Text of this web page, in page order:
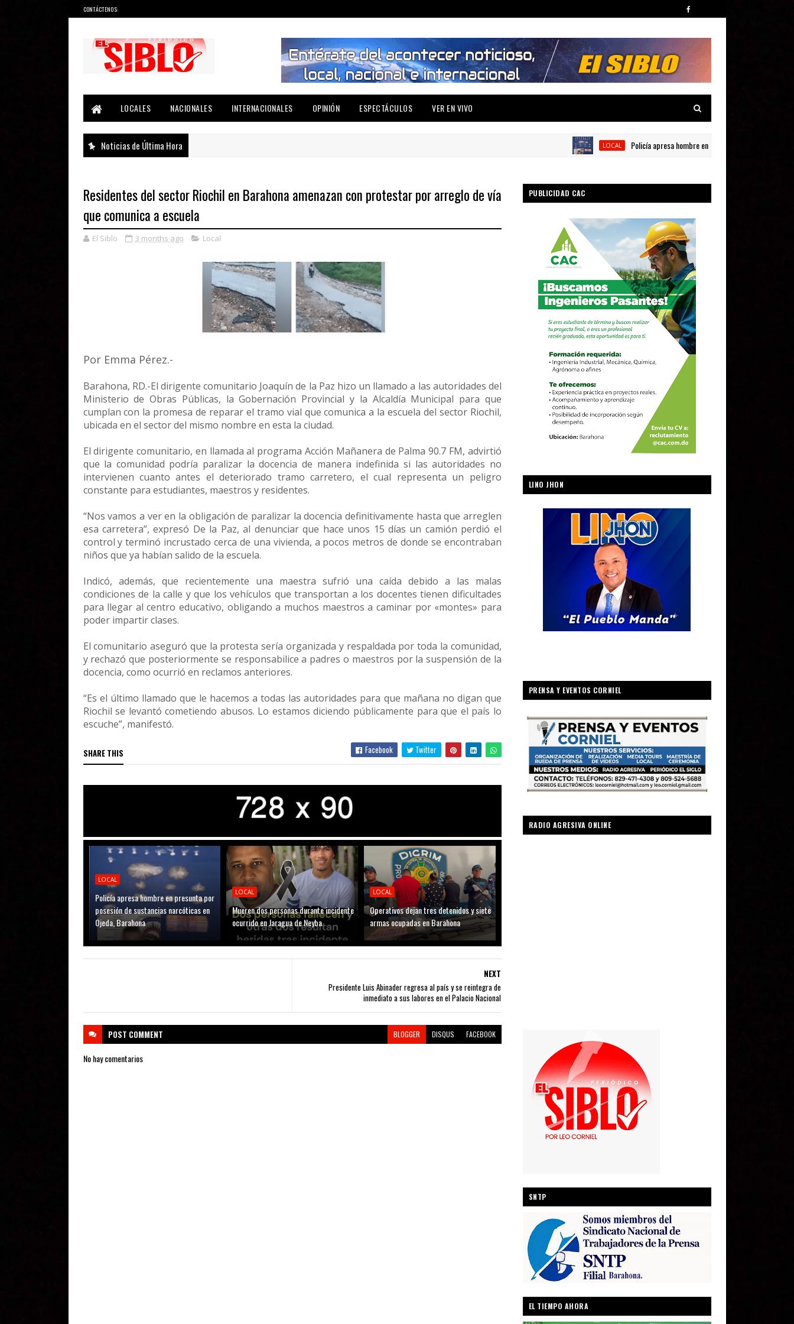
CONTÁCTENOS:
LOCALES
NACIONALES INTERNACIONALES OPINIÓN ESPECTÁCULOS VER EN VIVO
Noticias de Última Hora LOCAL Policía apresa hombre en presunta por posesión de
Residentes del sector Riochil en Barahona amenazan con protestar por arreglo de vía
que comunica a escuela
El Siblo 3 months ago Local
Por Emma Pérez.-
Barahona, RD.-El dirigente comunitario Joaquín de la Paz hizo un llamado a las autoridades del
Ministerio de Obras Públicas, la Gobernación Provincial y la Alcaldía Municipal para que
cumplan con la promesa de reparar el tramo vial que comunica a la escuela del sector Riochil,
ubicada en el sector del mismo nombre en esta la ciudad.
El dirigente comunitario, en llamada al programa Acción Mañanera de Palma 90.7 FM, advirtió
que la comunidad podría paralizar la docencia de manera indefinida si las autoridades no
intervienen cuanto antes el deteriorado tramo carretero, el cual representa un peligro
constante para estudiantes, maestros y residentes.
“Nos vamos a ver en la obligación de paralizar la docencia definitivamente hasta que arreglen
esa carretera”, expresó De la Paz, al denunciar que hace unos 15 días un camión perdió el
control y terminó incrustado cerca de una vivienda, a pocos metros de donde se encontraban
niños que ya habían salido de la escuela.
Indicó, además, que recientemente una maestra sufrió una caída debido a las malas
condiciones de la calle y que los vehículos que transportan a los docentes tienen dificultades
para llegar al centro educativo, obligando a muchos maestros a caminar por «montes» para
poder impartir clases.
El comunitario aseguró que la protesta sería organizada y respaldada por toda la comunidad,
y rechazó que posteriormente se responsabilice a padres o maestros por la suspensión de la
docencia, como ocurrió en reclamos anteriores.
“Es el último llamado que le hacemos a todas las autoridades para que mañana no digan que
Riochil se levantó cometiendo abusos. Lo estamos diciendo públicamente para que el país lo
escuche”, manifestó.
SHARE THIS Facebook Twitter
LOCAL
Policía apresa hombre en presunta por
posesión de sustancias narcóticas en
Ojeda, Barahona
LOCAL
Mueren dos personas durante incidente
ocurrido en Jaragua de Neyba
LOCAL
Operativos dejan tres detenidos y siete
armas ocupadas en Barahona
NEXT
Presidente Luis Abinader regresa al país y se reintegra de
inmediato a sus labores en el Palacio Nacional
POST COMMENT BLOGGER DISQUS FACEBOOK
No hay comentarios
PUBLICIDAD CAC
LINO JHON
PRENSA Y EVENTOS CORNIEL
RADIO AGRESIVA ONLINE
SNTP
EL TIEMPO AHORA